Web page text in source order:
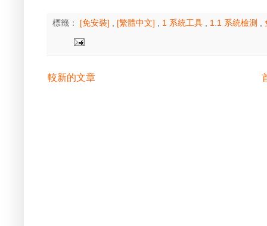
標籤： [免安裝] [繁體中文] 1 系統工具 1.1 系統檢測
較新的文章